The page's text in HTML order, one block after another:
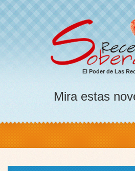
El Poder de Las
Mira estas